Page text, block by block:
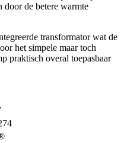
door de betere warmte
transformator wat de
het simpele maar toch
praktisch overal toepasbaar